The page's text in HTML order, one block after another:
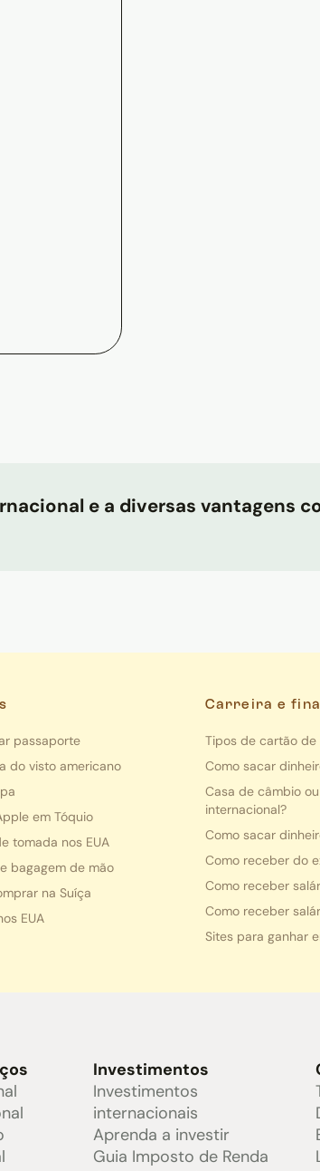
e a diversas vantagens
passaporte
do visto americano
em Tóquio
tomada nos EUA
bagagem de mão
na Suíça
EUA
Carreira e
Tipos de cartão
Como sacar
Casa de câmbio
internacional?
Como sacar
Como receber do
Como receber
Como receber
Sites para ganhar
Investimentos
Investimentos
internacionais
Aprenda a investir
Guia Imposto de Renda